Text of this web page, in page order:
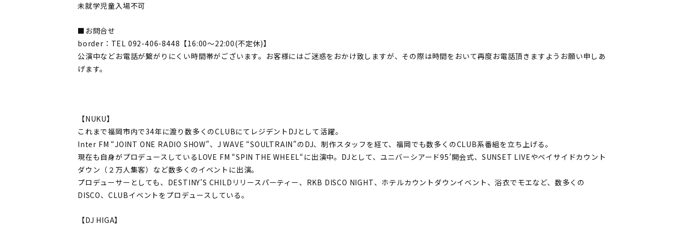
未就学児童入場不可
■お問合せ
border：TEL 092-406-8448【16:00〜22:00(不定休)】
公演中などお電話が繋がりにくい時間帯がございます。お客様にはご迷惑をおかけ致しますが、その際は時間をおいて再度お電話頂きますようお願い申しあ
げます。
【NUKU】
これまで福岡市内で34年に渡り数多くのCLUBにてレジデントDJとして活躍。
Inter FM “JOINT ONE RADIO SHOW”、J WAVE “SOULTRAIN”のDJ、制作スタッフを経て、福岡でも数多くのCLUB系番組を立ち上げる。
現在も自身がプロデュースしているLOVE FM “SPIN THE WHEEL“に出演中。DJとして、ユニバーシアード95’開会式、SUNSET LIVEやベイサイドカウント
ダウン（２万人集客）など数多くのイベントに出演。
プロデューサーとしても、DESTINY’S CHILDリリースパーティー、RKB DISCO NIGHT、ホテルカウントダウンイベント、浴衣でモエなど、数多くの
DISCO、CLUBイベントをプロデュースしている。
【DJ HIGA】